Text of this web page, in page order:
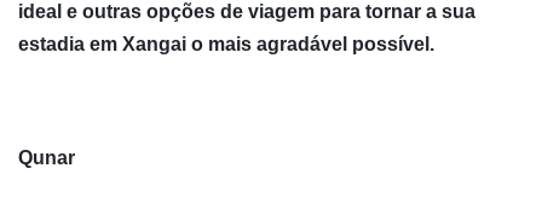
ideal e outras opções de viagem para tornar a sua
estadia em Xangai o mais agradável possível.
Qunar